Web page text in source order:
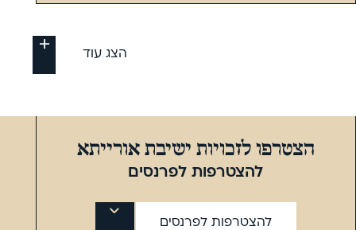
הצג עוד
הצטרפו לזכויות ישיבת אורייתא
להצטרפות לפרנסים
להצטרפות לפרנסים